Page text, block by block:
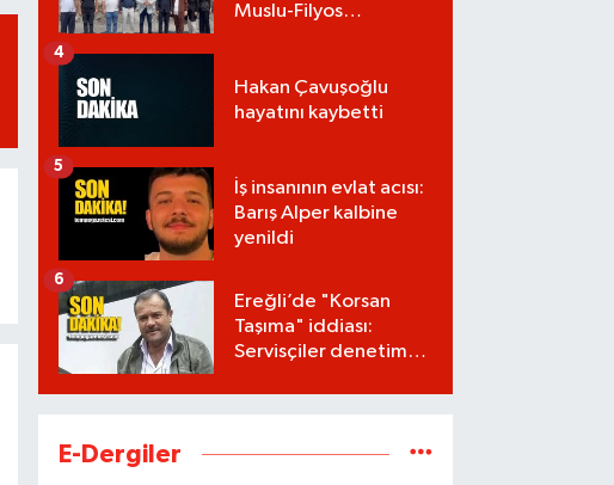
Muslu-Filyos
Hakan Çavuşoğlu
hayatını kaybetti
4
İş insanının evlat acısı:
Barış Alper kalbine
yenildi
5
Ereğli’de "Korsan
Taşıma" iddiası:
Servisçiler denetim
6
E-Dergiler